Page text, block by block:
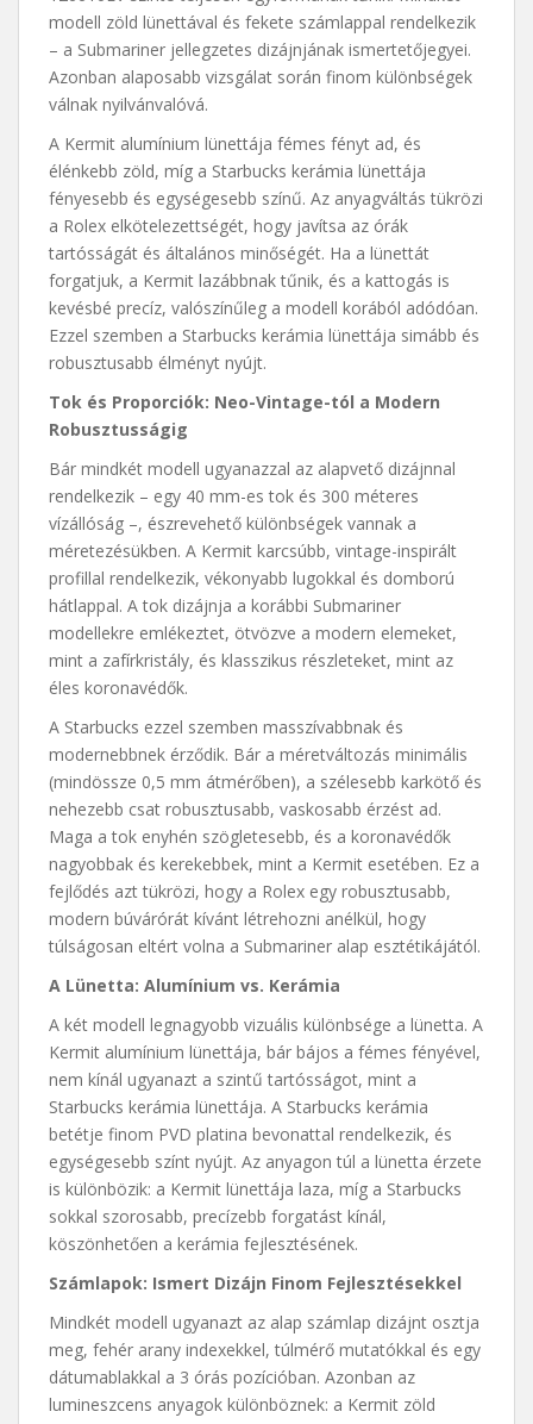
modell zöld lünettával és fekete számlappal rendelkezik
– a Submariner jellegzetes dizájnjának ismertetőjegyei.
Azonban alaposabb vizsgálat során finom különbségek
válnak nyilvánvalóvá.
A Kermit alumínium lünettája fémes fényt ad, és
élénkebb zöld, míg a Starbucks kerámia lünettája
fényesebb és egységesebb színű. Az anyagváltás tükrözi
a Rolex elkötelezettségét, hogy javítsa az órák
tartósságát és általános minőségét. Ha a lünettát
forgatjuk, a Kermit lazábbnak tűnik, és a kattogás is
kevésbé precíz, valószínűleg a modell korából adódóan.
Ezzel szemben a Starbucks kerámia lünettája simább és
robusztusabb élményt nyújt.
Tok és Proporciók: Neo-Vintage-tól a Modern
Robusztusságig
Bár mindkét modell ugyanazzal az alapvető dizájnnal
rendelkezik – egy 40 mm-es tok és 300 méteres
vízállóság –, észrevehető különbségek vannak a
méretezésükben. A Kermit karcsúbb, vintage-inspirált
profillal rendelkezik, vékonyabb lugokkal és domború
hátlappal. A tok dizájnja a korábbi Submariner
modellekre emlékeztet, ötvözve a modern elemeket,
mint a zafírkristály, és klasszikus részleteket, mint az
éles koronavédők.
A Starbucks ezzel szemben masszívabbnak és
modernebbnek érződik. Bár a méretváltozás minimális
(mindössze 0,5 mm átmérőben), a szélesebb karkötő és
nehezebb csat robusztusabb, vaskosabb érzést ad.
Maga a tok enyhén szögletesebb, és a koronavédők
nagyobbak és kerekebbek, mint a Kermit esetében. Ez a
fejlődés azt tükrözi, hogy a Rolex egy robusztusabb,
modern búvárórát kívánt létrehozni anélkül, hogy
túlságosan eltért volna a Submariner alap esztétikájától.
A Lünetta: Alumínium vs. Kerámia
A két modell legnagyobb vizuális különbsége a lünetta. A
Kermit alumínium lünettája, bár bájos a fémes fényével,
nem kínál ugyanazt a szintű tartósságot, mint a
Starbucks kerámia lünettája. A Starbucks kerámia
betétje finom PVD platina bevonattal rendelkezik, és
egységesebb színt nyújt. Az anyagon túl a lünetta érzete
is különbözik: a Kermit lünettája laza, míg a Starbucks
sokkal szorosabb, precízebb forgatást kínál,
köszönhetően a kerámia fejlesztésének.
Számlapok: Ismert Dizájn Finom Fejlesztésekkel
Mindkét modell ugyanazt az alap számlap dizájnt osztja
meg, fehér arany indexekkel, túlmérő mutatókkal és egy
dátumablakkal a 3 órás pozícióban. Azonban az
lumineszcens anyagok különböznek: a Kermit zöld